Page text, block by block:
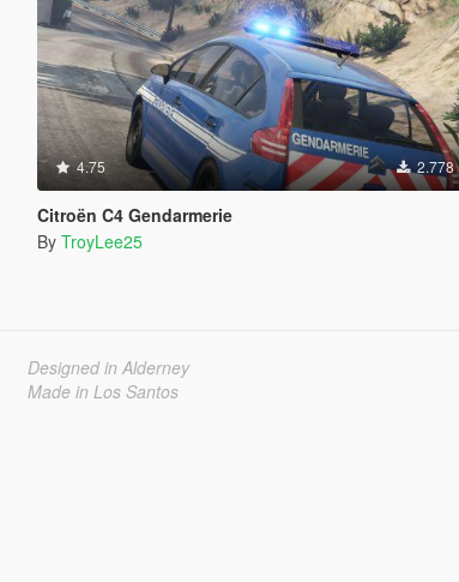
4.75 2.778
Citroën C4 Gendarmerie
By TroyLee25
Designed in Alderney
Made in Los Santos